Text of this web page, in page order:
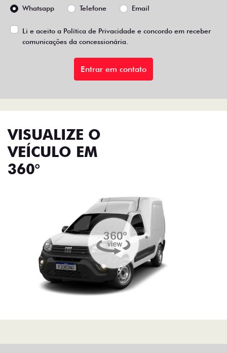
Whatsapp
Telefone Email
Li e aceito a Política de Privacidade e concordo em receber
comunicações da concessionária.
Entrar em contato
VISUALIZE O
VEÍCULO EM
360°